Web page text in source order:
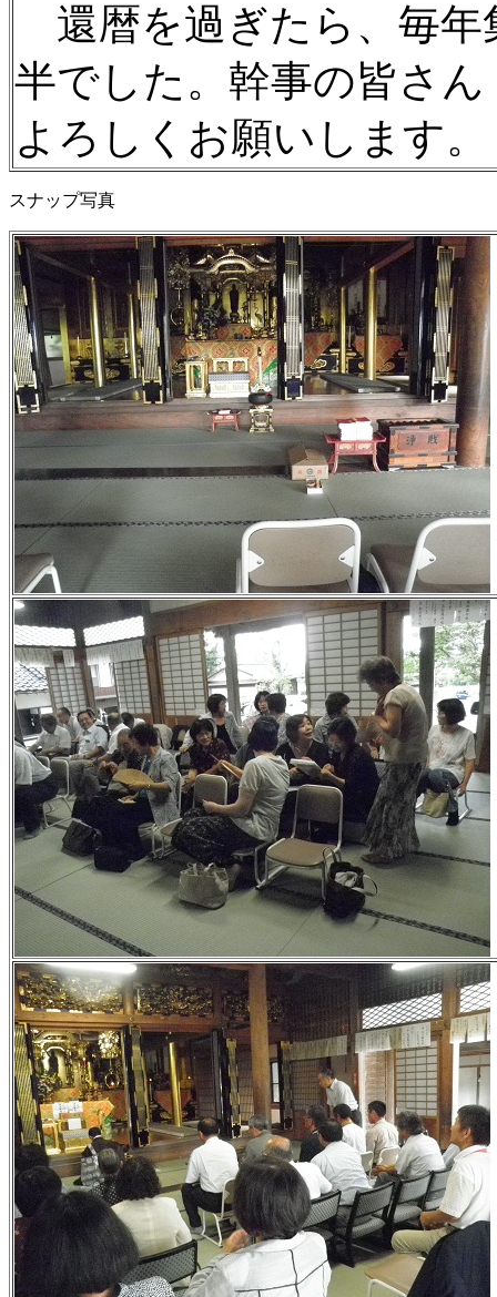
還暦を過ぎたら、毎年
半でした。幹事の皆さ
よろしくお願いします。
スナップ写真